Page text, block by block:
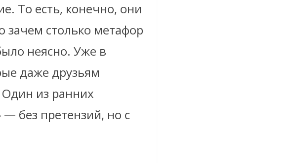
То есть, конечно, они
зачем столько метафор
неясно. Уже в
даже друзьям
из ранних
— без претензий, но с